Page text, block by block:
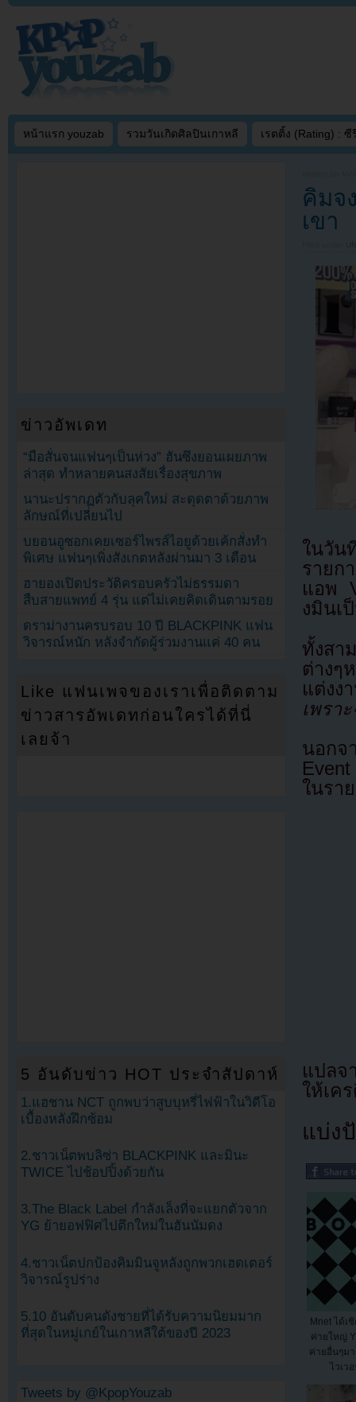
หน้าแรก youzab รวมวันเกิดศิลปินเกาหลี เรตติ้ง (Rating) : ซี
คิมจ
เขา
ในวั
รายก
แอพ
งมินเ
ทั้งสา
ต่างๆ
แต่ง
เพรา
นอก
ในรา
แปล
ให้เค
แบ่ง
Mnet ได้เ
ค่ายใหญ่
ค่ายอื่นๆมา
ไวเว
ข่าวอัพเดท
“มือสั่นจนแฟนๆเป็นห่วง” ฮันซึงยอนเผยภาพ
ล่าสุด ทำหลายคนสงสัยเรื่องสุขภาพ
นานะปรากฏตัวกับลุคใหม่ สะดุดตาด้วยภาพ
ลักษณ์ที่เปลี่ยนไป
บยอนอูซอกเคยเซอร์ไพรส์ไอยูด้วยเค้กสั่งทำ
พิเศษ แฟนๆเพิ่งสังเกตหลังผ่านมา 3 เดือน
ฮายองเปิดประวัติครอบครัวไม่ธรรมดา
สืบสายแพทย์ 4 รุ่น แต่ไม่เคยคิดเดินตามรอย
ดราม่างานครบรอบ 10 ปี BLACKPINK แฟน
วิจารณ์หนัก หลังจำกัดผู้ร่วมงานแค่ 40 คน
Like แฟนเพจของเราเพื่อติดตาม
ข่าวสารอัพเดทก่อนใครได้ที่นี่
เลยจ้า
5 อันดับข่าว HOT ประจำสัปดาห์
1.แฮชาน NCT ถูกพบว่าสูบบุหรี่ไฟฟ้าในวิดีโอ
เบื้องหลังฝึกซ้อม
2.ชาวเน็ตพบลิซ่า BLACKPINK และมินะ
TWICE ไปช้อปปิ้งด้วยกัน
3.The Black Label กำลังเล็งที่จะแยกตัวจาก
YG ย้ายอฟฟิศไปตึกใหม่ในฮันนัมดง
4.ชาวเน็ตปกป้องคิมมินจูหลังถูกพวกเฮดเตอร์
วิจารณ์รูปร่าง
5.10 อันดับคนดังชายที่ได้รับความนิยมมาก
ที่สุดในหมู่เกย์ในเกาหลีใต้ของปี 2023
Tweets by @KpopYouzab